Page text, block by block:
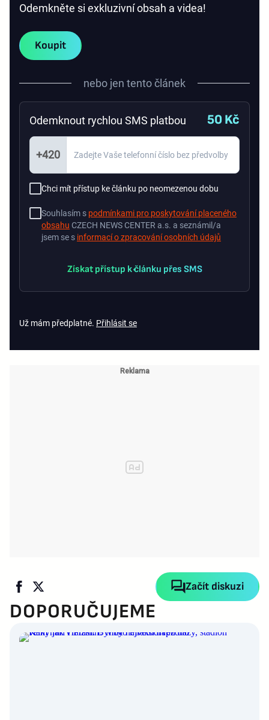
Odemkněte si exkluzivní obsah a videa!
Koupit
nebo jen tento článek
Odemknout rychlou SMS platbou 50 Kč
+420
Chci mít přístup ke článku po neomezenou dobu
Souhlasím s podmínkami pro poskytování placeného
obsahu CZECH NEWS CENTER a.s. a seznámil/a
jsem se s informací o zpracování osobních údajů
Získat přístup k článku přes SMS
Už mám předplatné. Přihlásit se
Začít diskuzi
DOPORUČUJEME